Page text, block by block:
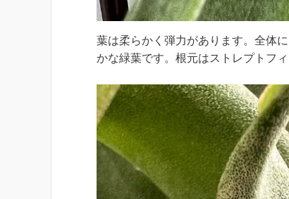
葉は柔らかく弾力があります。全体
かな緑葉です。根元はストレプトフ